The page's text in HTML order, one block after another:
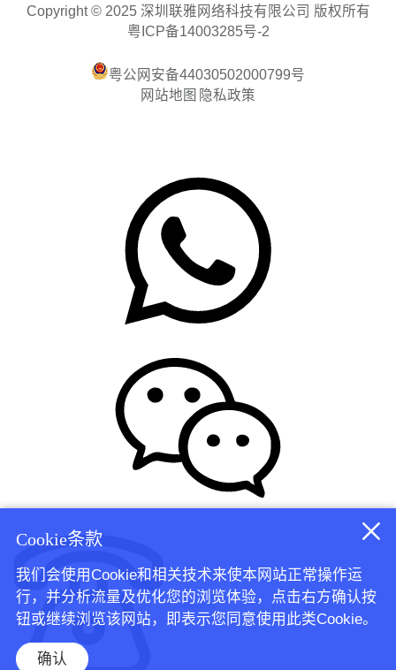
Cookie条款
我们会使用Cookie和相关技术来使本网站正常操作运
行，并分析流量及优化您的浏览体验，点击右方确认按
钮或继续浏览该网站，即表示您同意使用此类Cookie。
确认
Copyright © 2025 深圳联雅网络科技有限公司 版权所有
粤ICP备14003285号-2
粤公网安备44030502000799号
网站地图 隐私政策